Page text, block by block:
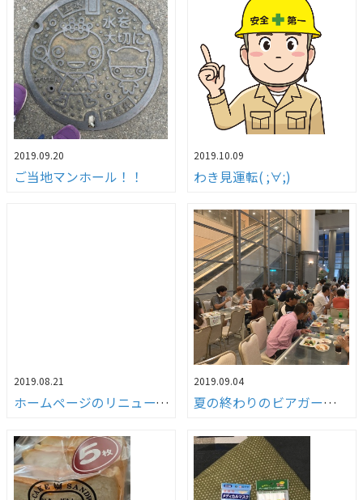
2019.09.20
ご当地マンホール！！
2019.10.09
わき見運転( ;∀;)
2019.08.21
ホームページのリニューアルについて
2019.09.04
夏の終わりのビアガーデン（笑）